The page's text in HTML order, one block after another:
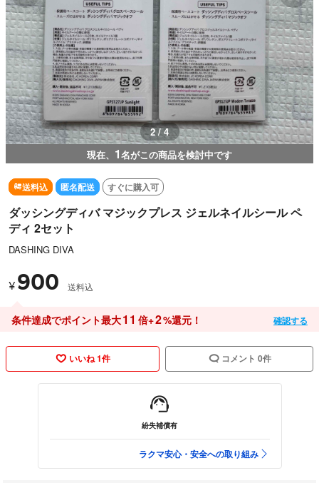
2 / 4
現在、 1名がこの商品を検討中です
送料込 匿名配送 すぐに購入可
ダッシングディバ マジックプレス ジェルネイルシール ペ
ディ 2セット
DASHING DIVA
¥ 900 送料込
条件達成でポイント最大11 倍+2%還元！ 確認する
いいね 1件 コメント 0件
紛失補償有
ラクマ安心・安全への取り組み